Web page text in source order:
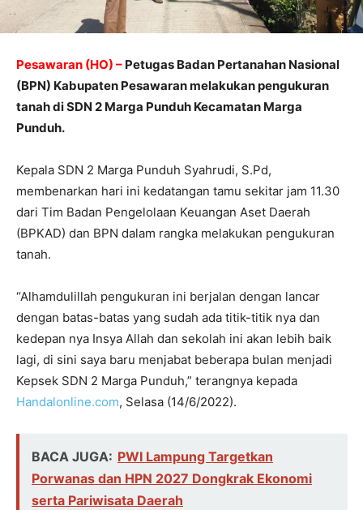
Pesawaran (HO) – Petugas Badan Pertanahan Nasional
(BPN) Kabupaten Pesawaran melakukan pengukuran
tanah di SDN 2 Marga Punduh Kecamatan Marga
Punduh.
Kepala SDN 2 Marga Punduh Syahrudi, S.Pd,
membenarkan hari ini kedatangan tamu sekitar jam 11.30
dari Tim Badan Pengelolaan Keuangan Aset Daerah
(BPKAD) dan BPN dalam rangka melakukan pengukuran
tanah.
“Alhamdulillah pengukuran ini berjalan dengan lancar
dengan batas-batas yang sudah ada titik-titik nya dan
kedepan nya Insya Allah dan sekolah ini akan lebih baik
lagi, di sini saya baru menjabat beberapa bulan menjadi
Kepsek SDN 2 Marga Punduh,” terangnya kepada
Handalonline.com, Selasa (14/6/2022).
BACA JUGA: PWI Lampung Targetkan
Porwanas dan HPN 2027 Dongkrak Ekonomi
serta Pariwisata Daerah